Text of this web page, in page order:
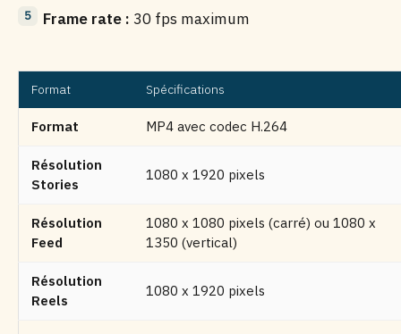
Frame rate : 30 fps maximum
Format Spécifications
Format MP4 avec codec H.264
Résolution
Stories
1080 x 1920 pixels
Résolution
Feed
1080 x 1080 pixels (carré) ou 1080 x
1350 (vertical)
Résolution
Reels
1080 x 1920 pixels